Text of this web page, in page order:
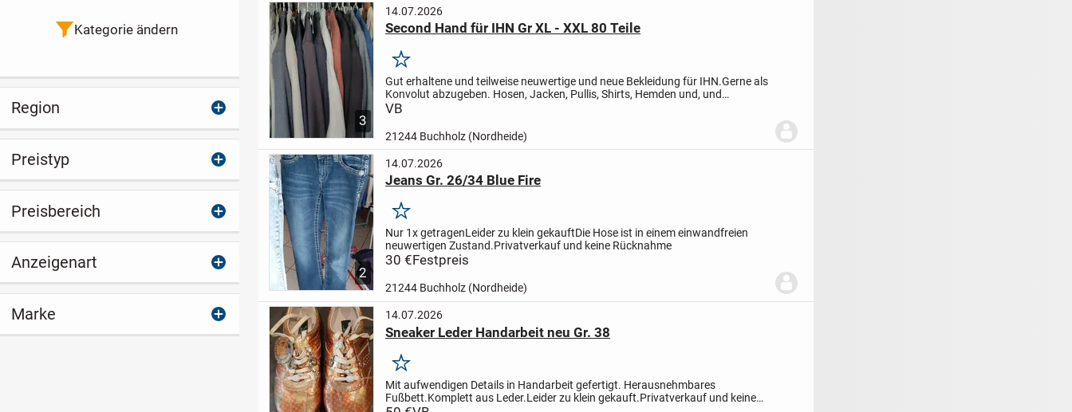
3
14.07.2026
Second Hand für IHN Gr XL - XXL 80 Teile
Merken
Gut erhaltene und teilweise neuwertige und neue Bekleidung für IHN.Gerne als
Konvolut abzugeben. Hosen, Jacken, Pullis, Shirts, Hemden und, und
....Abholung bevorzugt.
VB
21244 Buchholz (Nordheide)
2
14.07.2026
Jeans Gr. 26/34 Blue Fire
Merken
Nur 1x getragenLeider zu klein gekauftDie Hose ist in einem einwandfreien
neuwertigen Zustand.Privatverkauf und keine Rücknahme
30 €Festpreis
21244 Buchholz (Nordheide)
14.07.2026
Sneaker Leder Handarbeit neu Gr. 38
Merken
Mit aufwendigen Details in Handarbeit gefertigt. Herausnehmbares
Fußbett.Komplett aus Leder.Leider zu klein gekauft.Privatverkauf und keine
Kategorie ändern
Region
Preistyp
Preisbereich
Anzeigenart
Marke